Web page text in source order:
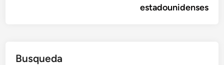
estadounidenses
Busqueda